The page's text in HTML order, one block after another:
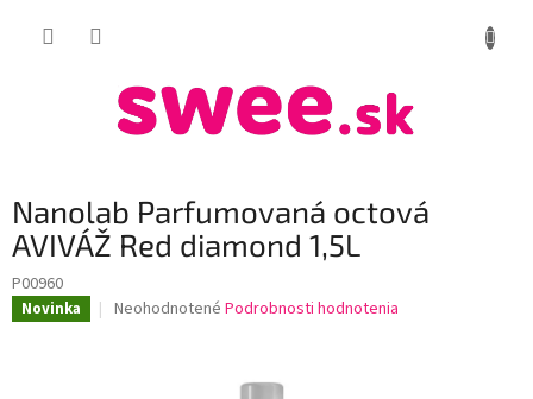
Nanolab Parfumovaná octová
AVIVÁŽ Red diamond 1,5L
P00960
Novinka
Priemerné
Neohodnotené Podrobnosti hodnotenia